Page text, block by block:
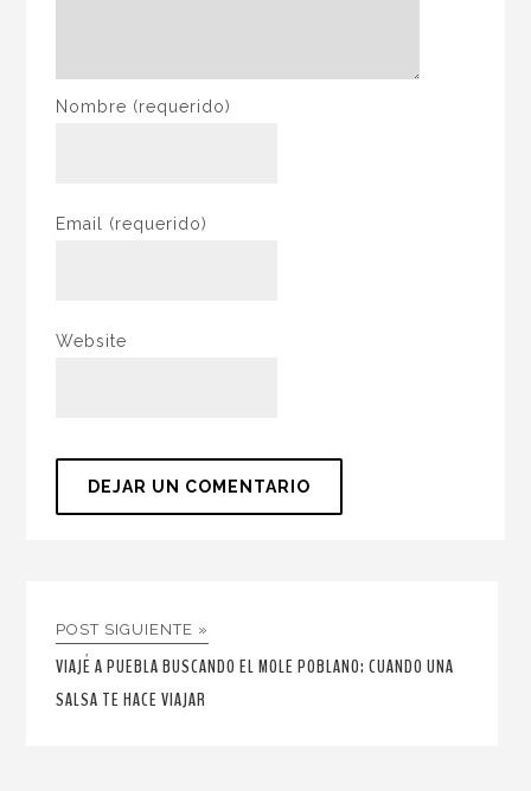
Nombre (requerido)
Email (requerido)
Website
POST SIGUIENTE »
VIAJÉ A PUEBLA BUSCANDO EL MOLE POBLANO: CUANDO UNA
SALSA TE HACE VIAJAR